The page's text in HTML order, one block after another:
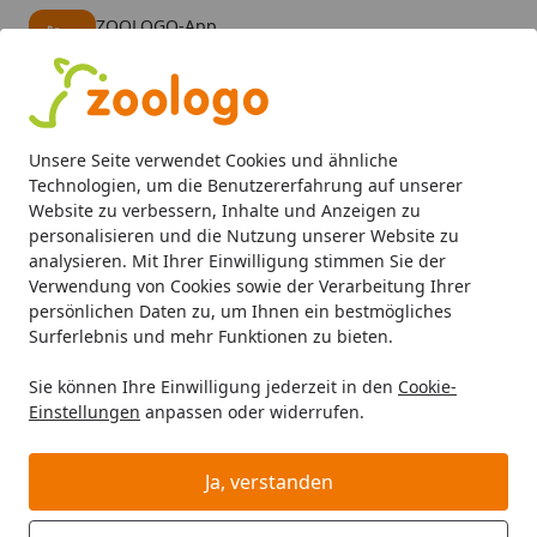
Unsere Seite verwendet Cookies und ähnliche
Technologien, um die Benutzererfahrung auf unserer
Website zu verbessern, Inhalte und Anzeigen zu
personalisieren und die Nutzung unserer Website zu
analysieren. Mit Ihrer Einwilligung stimmen Sie der
Verwendung von Cookies sowie der Verarbeitung Ihrer
persönlichen Daten zu, um Ihnen ein bestmögliches
Surferlebnis und mehr Funktionen zu bieten.
Sie können Ihre Einwilligung jederzeit in den Cookie-
Einstellungen anpassen oder widerrufen.
Ja, verstanden
ZOOLOGO-App
Alle Produkte
Mein Konto
Suchen
Startseite
Quiko Vogelfutter
Quiko Vogelfutter
Quiko Vogelfutter bei Zoologo und finden Sie passende
Sortiment umfasst Tierbedarf, Futter und Zubehör für
unterschiedliche Bedürfnisse.
Ihre Artikelübersicht